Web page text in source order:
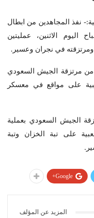
القرانية:- نفذ المجاهدين من ابطال
اليوم الاثنين، عمليتين
في نجران وعسير.
مرتزقة الجيش السعودي
على مواقع في معسكر
الجيش السعودي بعملية
على تبة الخزان وتبة
Google+
المزيد عن المؤلف